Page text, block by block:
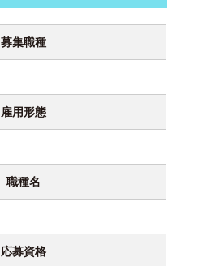
募集職種
雇用形態
職種名
応募資格